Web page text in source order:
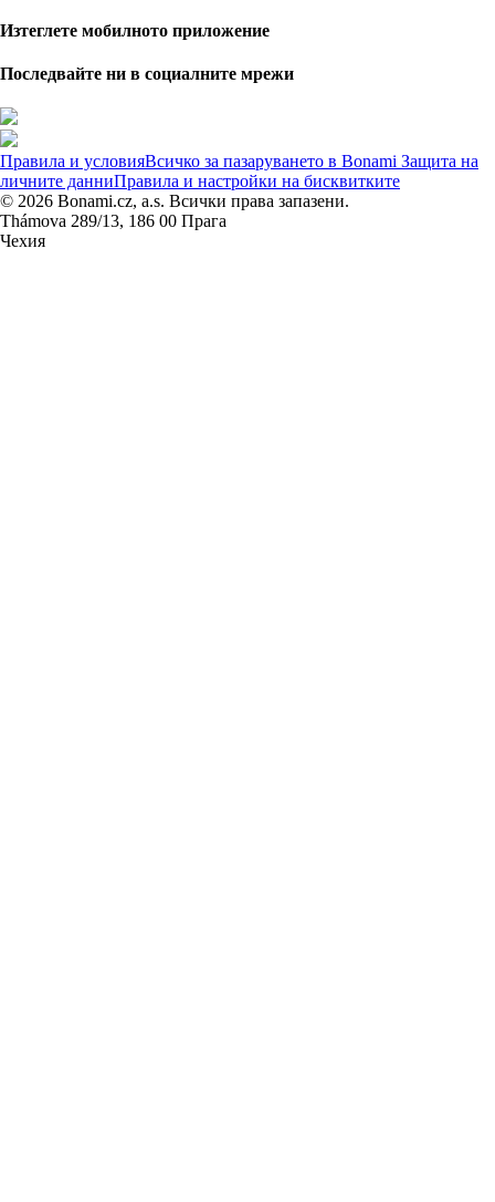
Изтеглете мобилното приложение
Последвайте ни в социалните мрежи
Правила и условияВсичко за пазаруването в Bonami Защита на
личните данниПравила и настройки на бисквитките
© 2026 Bonami.cz, a.s. Всички права запазени.
Thámova 289/13, 186 00 Прага
Чехия